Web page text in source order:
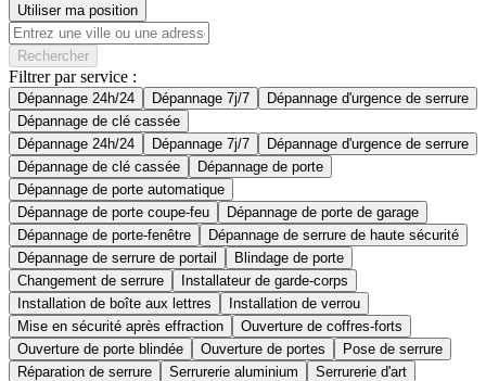
Utiliser ma position
Rechercher
Filtrer par service :
Dépannage 24h/24 Dépannage 7j/7
Dépannage d'urgence de serrure
Dépannage de clé cassée
Dépannage 24h/24
Dépannage 7j/7
Dépannage d'urgence de serrure
Dépannage de clé cassée
Dépannage de porte
Dépannage de porte automatique
Dépannage de porte coupe-feu
Dépannage de porte de garage
Dépannage de porte-fenêtre
Dépannage de serrure de haute sécurité
Dépannage de serrure de portail
Blindage de porte
Changement de serrure
Installateur de garde-corps
Installation de boîte aux lettres
Installation de verrou
Mise en sécurité après effraction
Ouverture de coffres-forts
Ouverture de porte blindée
Ouverture de portes
Pose de serrure
Réparation de serrure
Serrurerie aluminium
Serrurerie d'art